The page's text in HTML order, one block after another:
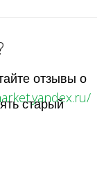
отзывы о
старый